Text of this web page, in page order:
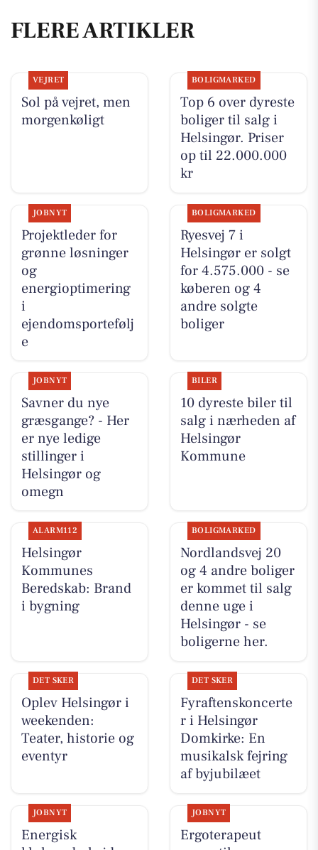
FLERE ARTIKLER
VEJRET
Sol på vejret, men
morgenkøligt
BOLIGMARKED
Top 6 over dyreste
boliger til salg i
Helsingør. Priser
op til 22.000.000
kr
JOBNYT
Projektleder for
grønne løsninger
og
energioptimering
i
ejendomsportefølj
e
BOLIGMARKED
Ryesvej 7 i
Helsingør er solgt
for 4.575.000 - se
køberen og 4
andre solgte
boliger
JOBNYT
Savner du nye
græsgange? - Her
er nye ledige
stillinger i
Helsingør og
omegn
BILER
10 dyreste biler til
salg i nærheden af
Helsingør
Kommune
ALARM112
Helsingør
Kommunes
Beredskab: Brand
i bygning
BOLIGMARKED
Nordlandsvej 20
og 4 andre boliger
er kommet til salg
denne uge i
Helsingør - se
boligerne her.
DET SKER
Oplev Helsingør i
weekenden:
Teater, historie og
eventyr
DET SKER
Fyraftenskoncerte
r i Helsingør
Domkirke: En
musikalsk fejring
af byjubilæet
JOBNYT
Energisk
JOBNYT
Ergoterapeut